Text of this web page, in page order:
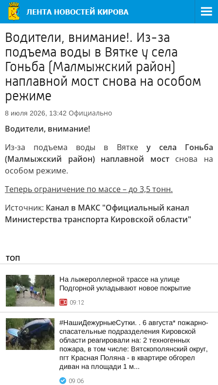
Водители, внимание!. Из-за
подъема воды в Вятке у села
Гоньба (Малмыжский район)
наплавной мост снова на особом
режиме
8 июля 2026, 13:42 Официально
Водители, внимание!
Из-за подъема воды в Вятке у села Гоньба
(Малмыжский район) наплавной мостснова на
особом режиме.
Теперь ограничение по массе – до 3,5 тонн.
Источник: Канал в МАКС "Официальный канал
Министерства транспорта Кировской области"
ТОП
На лыжероллерной трассе на улице
Подгорной укладывают новое покрытие
09:12
#НашиДежурныеСутки. . 6 августа* пожарно-
спасательные подразделения Кировской
области реагировали на: 2 техногенных
пожара, в том числе: Вятскополянский округ,
пгт Красная Поляна - в квартире обгорел
диван на площади 1 м...
09:06